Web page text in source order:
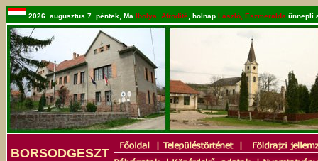
2026. augusztus 7. péntek, Ma Ibolya, Afrodité , holnap László, Eszmeralda ünnepli
BORSODGESZT